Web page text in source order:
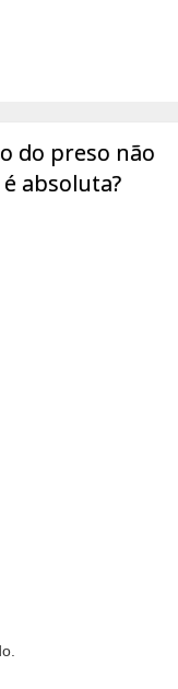
do preso não
absoluta?